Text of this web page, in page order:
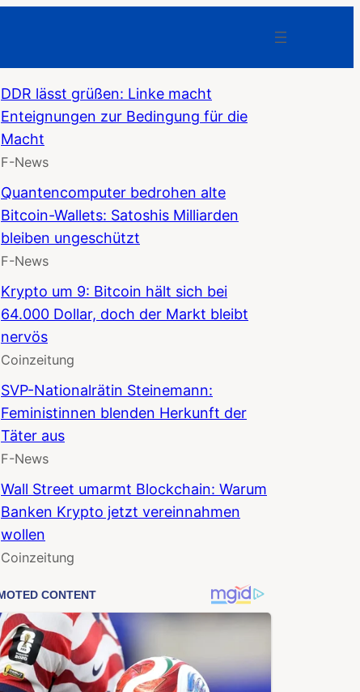
DDR lässt grüßen: Linke macht
Enteignungen zur Bedingung für die
Macht
F-News
Quantencomputer bedrohen alte
Bitcoin-Wallets: Satoshis Milliarden
bleiben ungeschützt
F-News
Krypto um 9: Bitcoin hält sich bei
64.000 Dollar, doch der Markt bleibt
nervös
Coinzeitung
SVP-Nationalrätin Steinemann:
Feministinnen blenden Herkunft der
Täter aus
F-News
Wall Street umarmt Blockchain: Warum
Banken Krypto jetzt vereinnahmen
wollen
Coinzeitung